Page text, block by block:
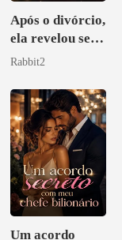
Após o divórcio,
ela revelou ser
bilionária
Rabbit2
Um acordo